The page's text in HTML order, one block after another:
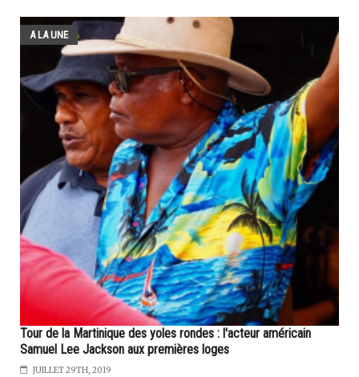
A LA UNE
Tour de la Martinique des yoles rondes : l'acteur américain
Samuel Lee Jackson aux premières loges
JUILLET 29TH, 2019